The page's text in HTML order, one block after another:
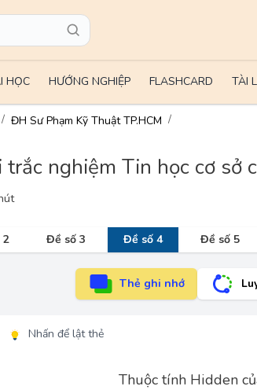
HỌC HƯỚNG NGHIỆP FLASHCARD TÀI
ĐH Sư Phạm Kỹ Thuật TP.HCM
trắc nghiệm Tin học cơ sở
Đề số 3 Đề số 4 Đề số 5
Thẻ ghi nhớ
Nhấn để lật thẻ
Thuộc tính Hidden